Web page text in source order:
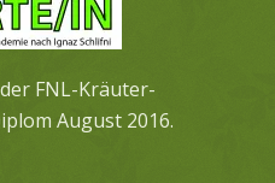
FNL-Kräuter-
August 2016.